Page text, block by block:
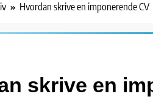
Hvordan skrive en imponerende CV
skrive en